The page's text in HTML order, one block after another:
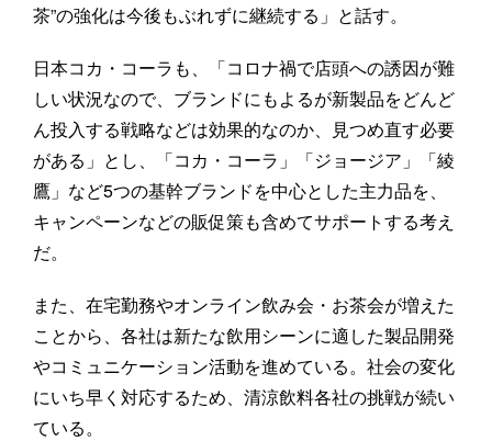
茶”の強化は今後もぶれずに継続する」と話す。
日本コカ・コーラも、「コロナ禍で店頭への誘因が難
しい状況なので、ブランドにもよるが新製品をどんど
ん投入する戦略などは効果的なのか、見つめ直す必要
がある」とし、「コカ・コーラ」「ジョージア」「綾
鷹」など5つの基幹ブランドを中心とした主力品を、
キャンペーンなどの販促策も含めてサポートする考え
だ。
また、在宅勤務やオンライン飲み会・お茶会が増えた
ことから、各社は新たな飲用シーンに適した製品開発
やコミュニケーション活動を進めている。社会の変化
にいち早く対応するため、清涼飲料各社の挑戦が続い
ている。